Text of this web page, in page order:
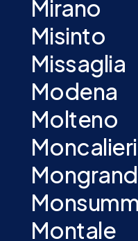
Mirano
Misinto
Missaglia
Modena
Molteno
Moncalieri
Montale